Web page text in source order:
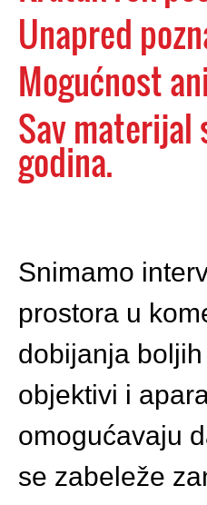
Unapred
Mogućnost
Sav materijal
godina.
Snimamo
prostora u
dobijanja
objektivi i
omogućavaju
se zabeleže